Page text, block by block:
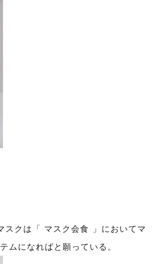
クは「 マスク会食 」においてマ
になればと願っている。